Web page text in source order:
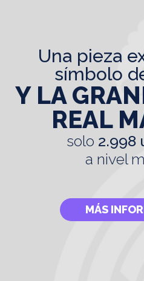
una pieza excepcional,
símbolo
Y LA
REAL
solo 2.998
a nivel
MÁS